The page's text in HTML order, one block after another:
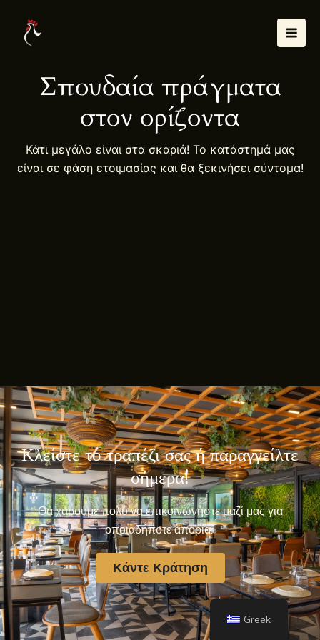
περιεχόμενο
Σπουδαία πράγματα
στον ορίζοντα
Κάτι μεγάλο είναι στα σκαριά! Το κατάστημά μας
είναι σε φάση ετοιμασίας και θα ξεκινήσει σύντομα!
Κλείστε το τραπέζι σας ή παραγγείλτε
σήμερα!
Θα χαρούμε πολύ να επικοινωνήστε μαζί μας για
οποιαδήποτε απορία.
Κάντε Κράτηση
Greek